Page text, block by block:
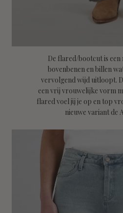
De flared/bootcut is een
bovenbenen en billen
vervolgend wijd uitloopt.
een vrij vrouwelijke vorm
flared voel jij je op en top
nieuwe variant de